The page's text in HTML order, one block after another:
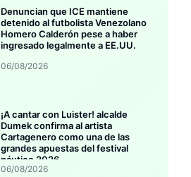
Denuncian que ICE mantiene
detenido al futbolista Venezolano
Homero Calderón pese a haber
ingresado legalmente a EE.UU.
06/08/2026
¡A cantar con Luister! alcalde
Dumek confirma al artista
Cartagenero como una de las
grandes apuestas del festival
náutico 2026
06/08/2026